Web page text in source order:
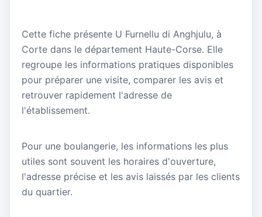
Cette fiche présente U Furnellu di Anghjulu, à
Corte dans le département Haute-Corse. Elle
regroupe les informations pratiques disponibles
pour préparer une visite, comparer les avis et
retrouver rapidement l'adresse de
l'établissement.
Pour une boulangerie, les informations les plus
utiles sont souvent les horaires d'ouverture,
l'adresse précise et les avis laissés par les clients
du quartier.